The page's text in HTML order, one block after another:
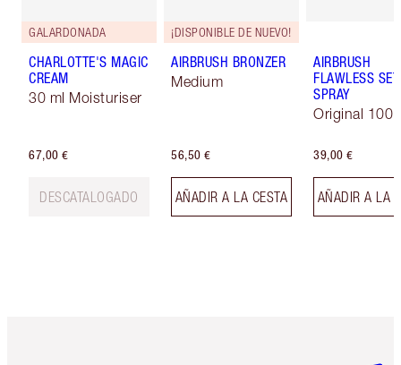
GALARDONADA
CHARLOTTE'S MAGIC
CREAM
30 ml Moisturiser
67,00 €
DESCATALOGADO
¡DISPONIBLE DE NUEVO!
AIRBRUSH BRONZER
Medium
56,50 €
AÑADIR A LA CESTA
AIRBRUSH
FLAWLESS
SPRAY
Original 100
39,00 €
AÑADIR A LA